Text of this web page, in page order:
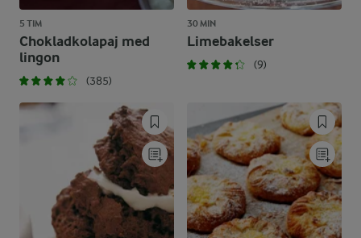
5 TIM
Chokladkolapaj med
lingon
(385)
30 MIN
Limebakelser
(9)